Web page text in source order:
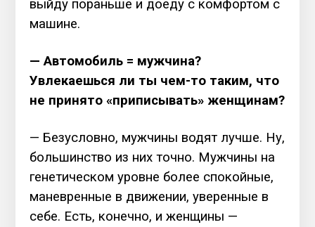
выйду пораньше и доеду с комфортом с
машине.
— Автомобиль = мужчина?
Увлекаешься ли ты чем-то таким, что
не принято «приписывать» женщинам?
— Безусловно, мужчины водят лучше. Ну,
большинство из них точно. Мужчины на
генетическом уровне более спокойные,
маневренные в движении, уверенные в
себе. Есть, конечно, и женщины —